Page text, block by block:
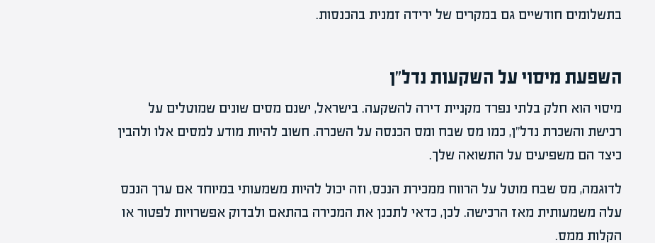
בתשלומים חודשיים גם במקרים של ירידה זמנית בהכנסות.
השפעת מיסוי על השקעות נדל"ן
מיסוי הוא חלק בלתי נפרד מקניית דירה להשקעה. בישראל, ישנם מסים שונים שמוטלים על
רכישת והשכרת נדל"ן, כמו מס שבח ומס הכנסה על השכרה. חשוב להיות מודע למסים אלו ולהבין
כיצד הם משפיעים על התשואה שלך.
לדוגמה, מס שבח מוטל על הרווח ממכירת הנכס, וזה יכול להיות משמעותי במיוחד אם ערך הנכס
עלה משמעותית מאז הרכישה. לכן, כדאי לתכנן את המכירה בהתאם ולבדוק אפשרויות לפטור או
הקלות ממס.